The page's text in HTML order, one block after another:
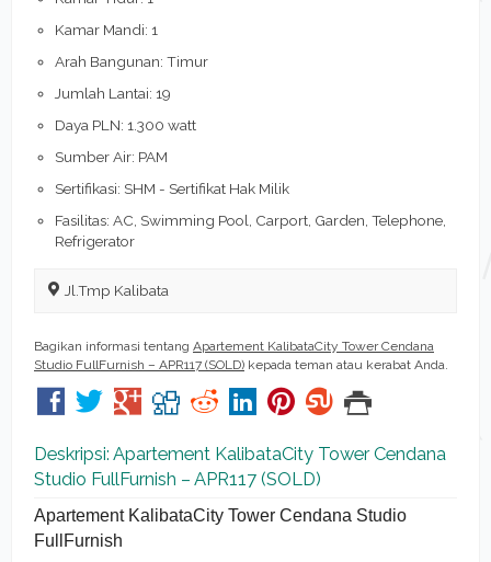
Kamar Mandi: 1
Arah Bangunan: Timur
Jumlah Lantai: 19
Daya PLN: 1.300 watt
Sumber Air: PAM
Sertifikasi: SHM - Sertifikat Hak Milik
Fasilitas: AC, Swimming Pool, Carport, Garden, Telephone,
Refrigerator
Jl.Tmp Kalibata
Bagikan informasi tentang Apartement KalibataCity Tower Cendana
Studio FullFurnish – APR117 (SOLD) kepada teman atau kerabat Anda.
Deskripsi: Apartement KalibataCity Tower Cendana
Studio FullFurnish – APR117 (SOLD)
Apartement KalibataCity Tower Cendana Studio
FullFurnish